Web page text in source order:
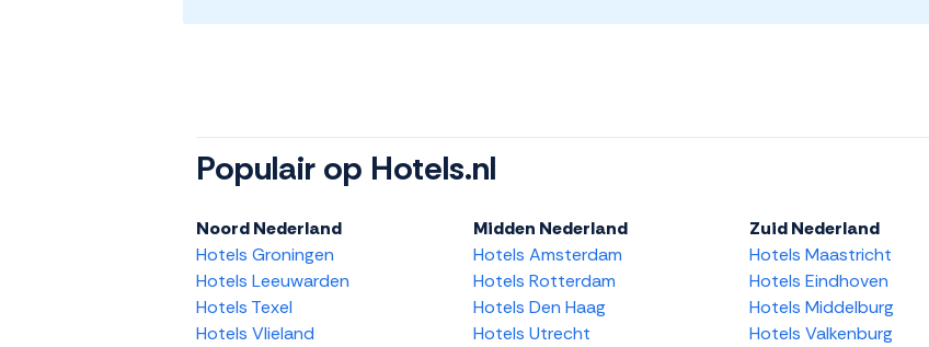
Populair op Hotels.nl
Noord Nederland
Hotels Groningen
Hotels Leeuwarden
Hotels Texel
Hotels Vlieland
Midden Nederland
Hotels Amsterdam
Hotels Rotterdam
Hotels Den Haag
Hotels Utrecht
Zuid Nederland
Hotels Maastricht
Hotels Eindhoven
Hotels Middelburg
Hotels Valkenburg